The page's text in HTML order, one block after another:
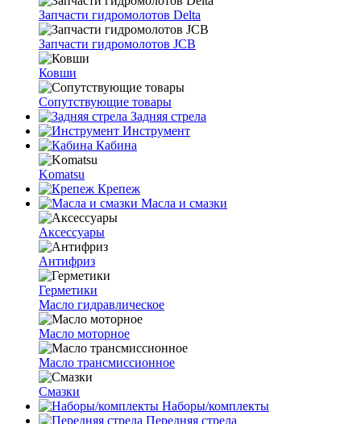
Запчасти гидромолотов Delta
Запчасти гидромолотов JCB
Ковши
Сопутствующие товары
Задняя стрела
Инструмент
Кабина
Komatsu
Крепеж
Масла и смазки
Аксессуары
Антифриз
Герметики
Масло гидравлическое
Масло моторное
Масло трансмиссионное
Смазки
Наборы/комплекты
Передняя стрела